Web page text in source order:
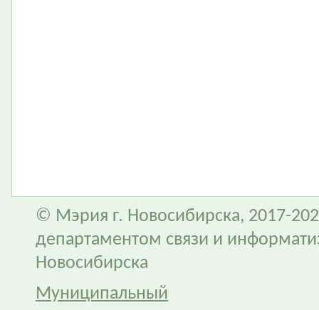
© Мэрия г. Новосибирска, 2017-
департаментом связи и
Новосибирска
Муниципальный